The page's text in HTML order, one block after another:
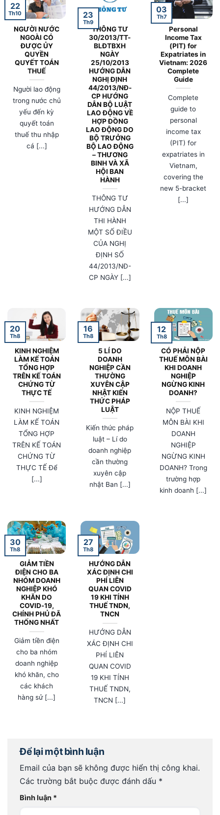
NGƯỜI NƯỚC
NGOÀI CÓ
ĐƯỢC ỦY
QUYỀN
QUYẾT TOÁN
THUẾ
Người lao động
trong nước chủ
yếu đến kỳ
quyết toán
thuế thu nhập
cá [...]
22
Th10
THÔNG TƯ
30/2013/TT-
BLĐTBXH
NGÀY
25/10/2013
HƯỚNG DẪN
NGHỊ ĐỊNH
44/2013/NĐ-
CP HƯỚNG
DẪN BỘ LUẬT
LAO ĐỘNG VỀ
HỢP ĐỒNG
LAO ĐỘNG DO
BỘ TRƯỞNG
BỘ LAO ĐỘNG
– THƯƠNG
BINH VÀ XÃ
HỘI BAN
HÀNH
THÔNG TƯ
HƯỚNG DẪN
THI HÀNH
MỘT SỐ ĐIỀU
CỦA NGHỊ
ĐỊNH SỐ
44/2013/NĐ-
CP NGÀY [...]
23
Th9
Personal
Income Tax
(PIT) for
Expatriates in
Vietnam: 2026
Complete
Guide
Complete
guide to
personal
income tax
(PIT) for
expatriates in
Vietnam,
covering the
new 5-bracket
[...]
03
Th7
KINH NGHIỆM
LÀM KẾ TOÁN
TỔNG HỢP
TRÊN KẾ TOÁN
CHỨNG TỪ
THỰC TẾ
KINH NGHIỆM
LÀM KẾ TOÁN
TỔNG HỢP
TRÊN KẾ TOÁN
CHỨNG TỪ
THỰC TẾ Để
[...]
20
Th8
5 LÍ DO
DOANH
NGHIỆP CẦN
THƯỜNG
XUYÊN CẬP
NHẬT KIẾN
THỨC PHÁP
LUẬT
Kiến thức pháp
luật – Lí do
doanh nghiệp
cần thường
xuyên cập
nhật Ban [...]
16
Th8
CÓ PHẢI NỘP
THUẾ MÔN BÀI
KHI DOANH
NGHIỆP
NGỪNG KINH
DOANH?
NỘP THUẾ
MÔN BÀI KHI
DOANH
NGHIỆP
NGỪNG KINH
DOANH? Trong
trường hợp
kinh doanh [...]
12
Th8
GIẢM TIỀN
ĐIỆN CHO BA
NHÓM DOANH
NGHIỆP KHÓ
KHĂN DO
COVID-19,
CHÍNH PHỦ ĐÃ
THỐNG NHẤT
Giảm tiền điện
cho ba nhóm
doanh nghiệp
khó khăn, cho
các khách
hàng sử [...]
30
Th8
HƯỚNG DẪN
XÁC ĐỊNH CHI
PHÍ LIÊN
QUAN COVID
19 KHI TÍNH
THUẾ TNDN,
TNCN
HƯỚNG DẪN
XÁC ĐỊNH CHI
PHÍ LIÊN
QUAN COVID
19 KHI TÍNH
THUẾ TNDN,
TNCN [...]
27
Th8
Để lại một bình luận
Email của bạn sẽ không được hiển thị công khai.
Các trường bắt buộc được đánh dấu *
Bình luận *